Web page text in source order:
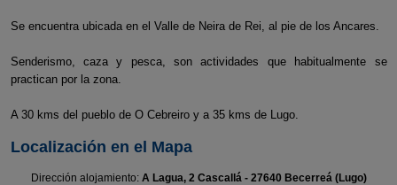
Se encuentra ubicada en el Valle de Neira de Rei, al pie de los Ancares.
Senderismo, caza y pesca, son actividades que habitualmente se
practican por la zona.
A 30 kms del pueblo de O Cebreiro y a 35 kms de Lugo.
Localización en el Mapa
Dirección alojamiento: A Lagua, 2 Cascallá - 27640 Becerreá (Lugo)